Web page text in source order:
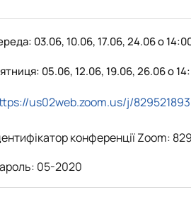
03.06, 10.06, 17.06, 24.06 о
05.06, 12.06, 19.06, 26.06 о
us02web.zoom.us/j/
конференції Zoom:
05-2020